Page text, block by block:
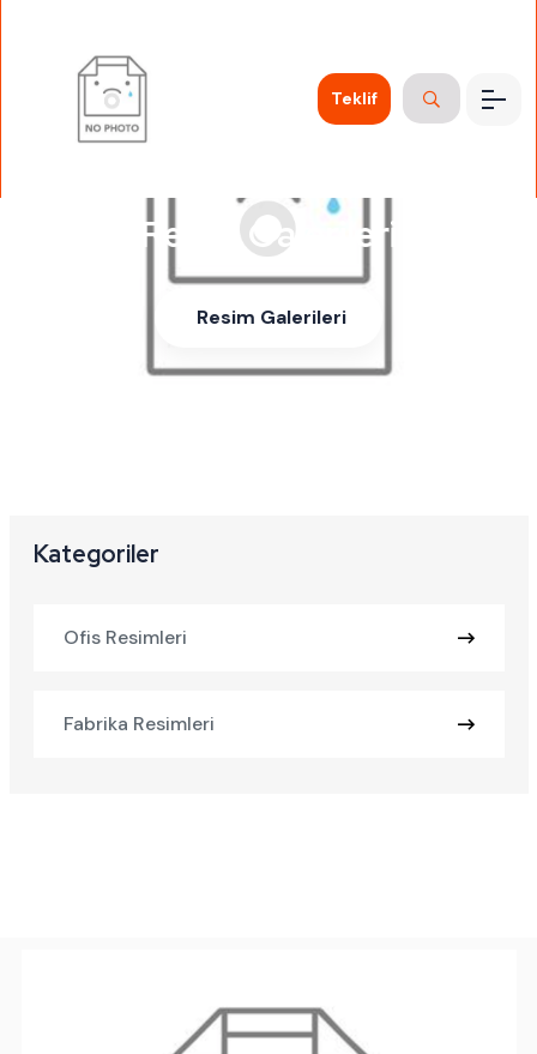
Teklif
Resim Galerileri
Resim Galerileri
Kategoriler
Ofis Resimleri
Fabrika Resimleri